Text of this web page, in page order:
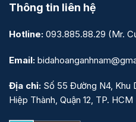
Thông tin liên hệ
Hotline: 093.885.88.29 (Mr.
Email:
Địa chỉ: Số 55 Đường N4, Khu
Hiệp Thành, Quận 12, TP. HCM